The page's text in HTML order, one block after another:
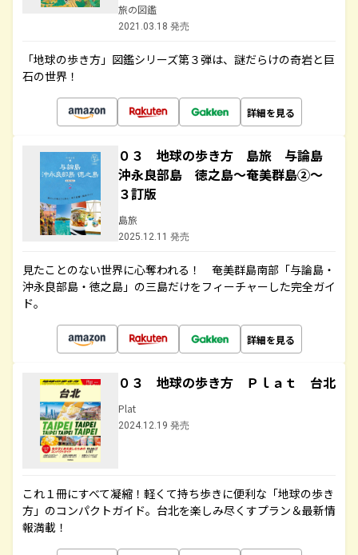
旅の図鑑
2021.03.18 発売
「地球の歩き方」図鑑シリーズ第３弾は、謎だらけの奇岩と巨
石の世界！
詳細を見る
０３ 地球の歩き方 島旅 与論島
沖永良部島 徳之島～奄美群島②～
３訂版
島旅
2025.12.11 発売
見たことのない世界に心奪われる！ 奄美群島南部「与論島・
沖永良部島・徳之島」の三島だけをフィーチャーした完全ガイ
ド。
詳細を見る
０３ 地球の歩き方 Ｐｌａｔ 台北
Plat
2024.12.19 発売
これ１冊にすべて凝縮！軽くて持ち歩きに便利な「地球の歩き
方」のコンパクトガイド。台北を楽しみ尽くすプラン＆最新情
報満載！